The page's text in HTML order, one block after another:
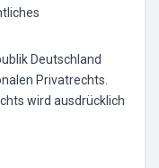
Deutschland
Privatrechts.
wird ausdrücklich